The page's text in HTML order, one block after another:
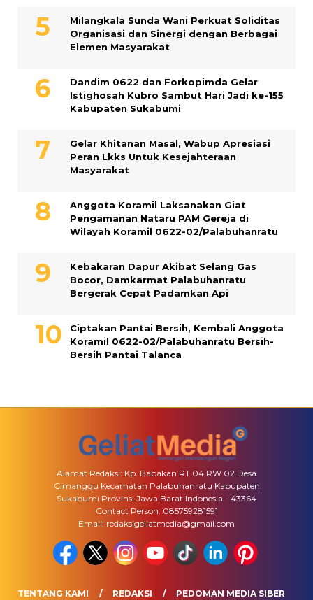
Milangkala Sunda Wani Perkuat Soliditas
Organisasi dan Sinergi dengan Berbagai
Elemen Masyarakat
Dandim 0622 dan Forkopimda Gelar
Istighosah Kubro Sambut Hari Jadi ke-155
Kabupaten Sukabumi
Gelar Khitanan Masal, Wabup Apresiasi
Peran Lkks Untuk Kesejahteraan
Masyarakat
Anggota Koramil Laksanakan Giat
Pengamanan Nataru PAM Gereja di
Wilayah Koramil 0622-02/Palabuhanratu
Kebakaran Dapur Akibat Selang Gas
Bocor, Damkarmat Palabuhanratu
Bergerak Cepat Padamkan Api
Ciptakan Pantai Bersih, Kembali Anggota
Koramil 0622-02/Palabuhanratu Bersih-
Bersih Pantai Talanca
Alamat Redaksi: Kp. Babakan RT 04 RW 02 Desa
Cimanggu Kecamatan Palabuhanratu Kabupaten
Sukabumi Provinsi Jawa Barat Indonesia - 43364
Contact Person: 085759281591
Email: redaksigeliatmedia@gmail.com
TENTANG KAMI REDAKSI PEDOMAN MEDIA SIBER